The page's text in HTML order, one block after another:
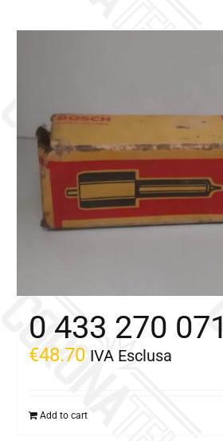
0 433 270 071
€48.70 IVA Esclusa
Add to cart